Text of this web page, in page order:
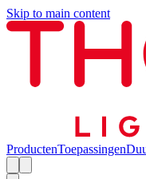
Skip to main content
ProductenToepassingen